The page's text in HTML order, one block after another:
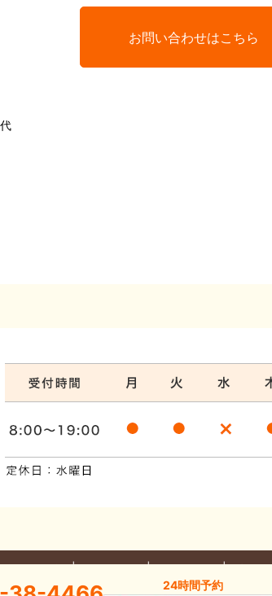
お問い合わせはこちら
24時間予約